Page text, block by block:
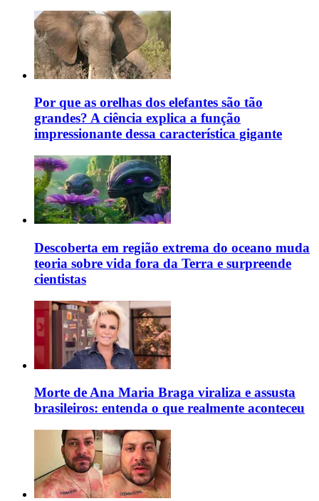
Por que as orelhas dos elefantes são tão
grandes? A ciência explica a função
impressionante dessa característica gigante
Descoberta em região extrema do oceano muda
teoria sobre vida fora da Terra e surpreende
cientistas
Morte de Ana Maria Braga viraliza e assusta
brasileiros: entenda o que realmente aconteceu